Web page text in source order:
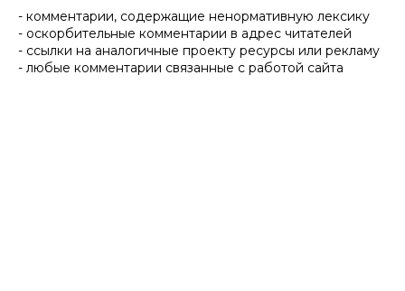
- комментарии, содержащие ненормативную лексику
- оскорбительные комментарии в адрес читателей
- ссылки на аналогичные проекту ресурсы или рекламу
- любые комментарии связанные с работой сайта